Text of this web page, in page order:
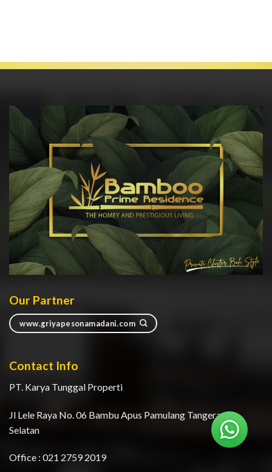
Our Partner
www.griyapesonamadani.com
Contact Info
PT. Karya Tunggal Properti
Jl Lele Raya No. 06 Bambu Apus Pamulang Tangerang
Selatan
Office : 021 2759 2019